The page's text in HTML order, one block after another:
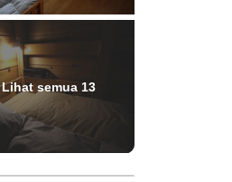
Lihat semua 13